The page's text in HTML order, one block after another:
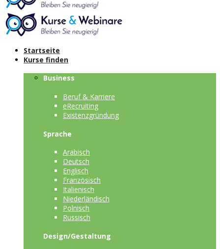
Startseite
Kurse finden
Business
Beruf & Karriere
eRecruiting
Existenzgründung
Sprache
Arabisch
Deutsch
Englisch
Französisch
Italienisch
Niederländisch
Polnisch
Russisch
Design/Gestaltung